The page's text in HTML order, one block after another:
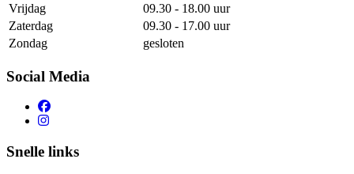
Vrijdag
09.30 - 18.00 uur
Zaterdag
09.30 - 17.00 uur
Zondag
gesloten
Social Media
Snelle links